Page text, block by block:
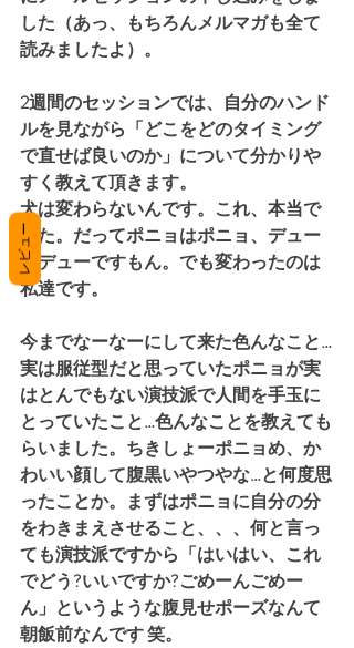
した（あっ、もちろんメルマガも全て
読みましたよ）。
2週間のセッションでは、自分のハンド
ルを見ながら「どこをどのタイミング
で直せば良いのか」について分かりや
すく教えて頂きます。
犬は変わらないんです。これ、本当で
した。だってポニョはポニョ、デュー
はデューですもん。でも変わったのは
私達です。
今までなーなーにして来た色んなこと…
実は服従型だと思っていたポニョが実
はとんでもない演技派で人間を手玉に
とっていたこと…色んなことを教えても
らいました。ちきしょーポニョめ、か
わいい顔して腹黒いやつやな…と何度思
ったことか。まずはポニョに自分の分
をわきまえさせること、、、何と言っ
ても演技派ですから「はいはい、これ
でどう?いいですか?ごめーんごめー
ん」というような腹見せポーズなんて
朝飯前なんです 笑。
レビュー